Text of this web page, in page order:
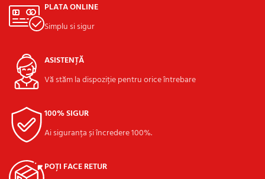
PLATA ONLINE
Simplu si sigur
ASISTENȚĂ
Vă stăm la dispoziție pentru orice întrebare
100% SIGUR
Ai siguranța și încredere 100%.
POȚI FACE RETUR